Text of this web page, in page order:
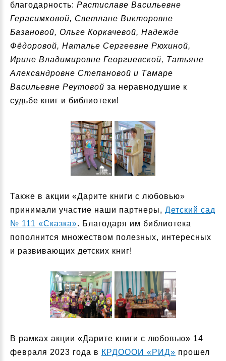
благодарность: Растиславе Васильевне
Герасимковой, Светлане Викторовне
Базановой, Ольге Коркачевой, Надежде
Фёдоровой, Наталье Сергеевне Рюхиной,
Ирине Владимировне Георгиевской, Татьяне
Александровне Степановой и Тамаре
Васильевне Реутовой за неравнодушие к
судьбе книг и библиотеки!
Также в акции «Дарите книги с любовью»
принимали участие наши партнеры, Детский сад
№ 111 «Сказка». Благодаря им библиотека
пополнится множеством полезных, интересных
и развивающих детских книг!
В рамках акции «Дарите книги с любовью» 14
февраля 2023 года в КРДОООИ «РИД» прошел